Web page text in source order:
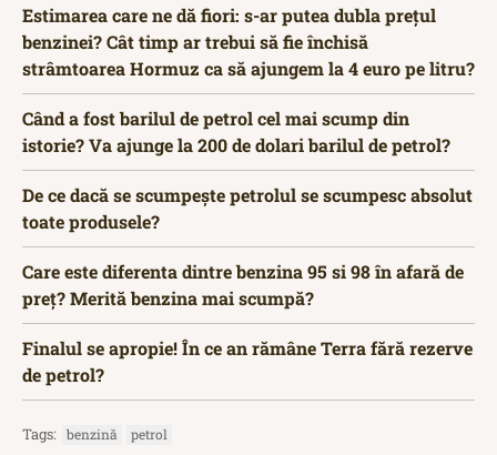
Estimarea care ne dă fiori: s-ar putea dubla prețul
benzinei? Cât timp ar trebui să fie închisă
strâmtoarea Hormuz ca să ajungem la 4 euro pe litru?
Când a fost barilul de petrol cel mai scump din
istorie? Va ajunge la 200 de dolari barilul de petrol?
De ce dacă se scumpește petrolul se scumpesc absolut
toate produsele?
Care este diferenta dintre benzina 95 si 98 în afară de
preț? Merită benzina mai scumpă?
Finalul se apropie! În ce an rămâne Terra fără rezerve
de petrol?
Tags: benzină petrol